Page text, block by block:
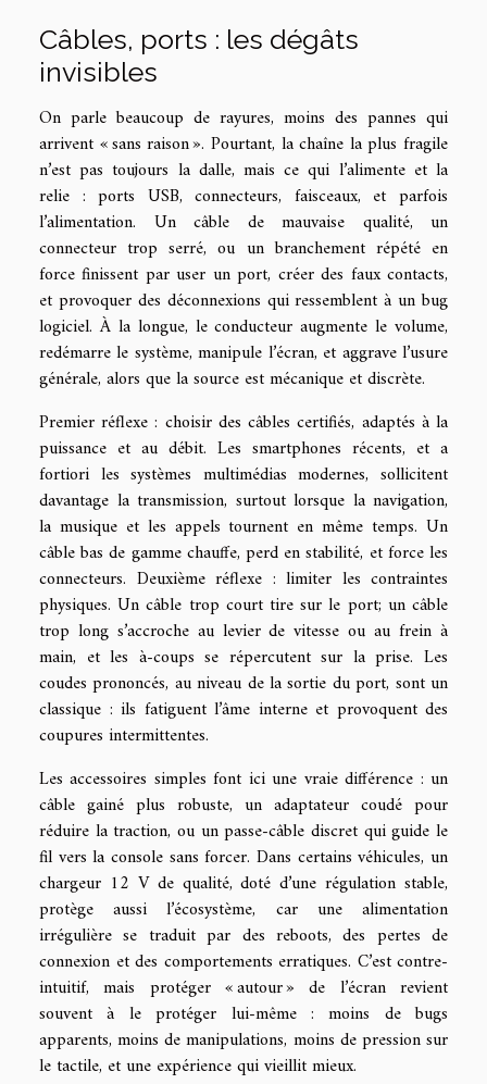
Câbles, ports : les dégâts
invisibles
On parle beaucoup de rayures, moins des pannes qui
arrivent « sans raison ». Pourtant, la chaîne la plus fragile
n’est pas toujours la dalle, mais ce qui l’alimente et la
relie : ports USB, connecteurs, faisceaux, et parfois
l’alimentation. Un câble de mauvaise qualité, un
connecteur trop serré, ou un branchement répété en
force finissent par user un port, créer des faux contacts,
et provoquer des déconnexions qui ressemblent à un bug
logiciel. À la longue, le conducteur augmente le volume,
redémarre le système, manipule l’écran, et aggrave l’usure
générale, alors que la source est mécanique et discrète.
Premier réflexe : choisir des câbles certifiés, adaptés à la
puissance et au débit. Les smartphones récents, et a
fortiori les systèmes multimédias modernes, sollicitent
davantage la transmission, surtout lorsque la navigation,
la musique et les appels tournent en même temps. Un
câble bas de gamme chauffe, perd en stabilité, et force les
connecteurs. Deuxième réflexe : limiter les contraintes
physiques. Un câble trop court tire sur le port; un câble
trop long s’accroche au levier de vitesse ou au frein à
main, et les à-coups se répercutent sur la prise. Les
coudes prononcés, au niveau de la sortie du port, sont un
classique : ils fatiguent l’âme interne et provoquent des
coupures intermittentes.
Les accessoires simples font ici une vraie différence : un
câble gainé plus robuste, un adaptateur coudé pour
réduire la traction, ou un passe-câble discret qui guide le
fil vers la console sans forcer. Dans certains véhicules, un
chargeur 12 V de qualité, doté d’une régulation stable,
protège aussi l’écosystème, car une alimentation
irrégulière se traduit par des reboots, des pertes de
connexion et des comportements erratiques. C’est contre-
intuitif, mais protéger « autour » de l’écran revient
souvent à le protéger lui-même : moins de bugs
apparents, moins de manipulations, moins de pression sur
le tactile, et une expérience qui vieillit mieux.